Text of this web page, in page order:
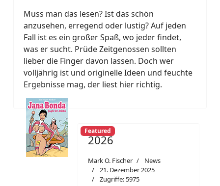
Muss man das lesen? Ist das schön
anzusehen, erregend oder lustig? Auf jeden
Fall ist es ein großer Spaß, wo jeder findet,
was er sucht. Prüde Zeitgenossen sollten
lieber die Finger davon lassen. Doch wer
volljährig ist und originelle Ideen und feuchte
Ergebnisse mag, der liest hier richtig.
Featured
2026
Mark O. Fischer
News
21. Dezember 2025
Zugriffe: 5975